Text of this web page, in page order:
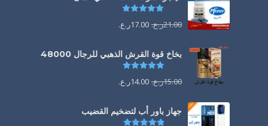
21.00ر.ع. 17.00ر.ع.
بخاخ قوة القرش الذهبي للرجال 48000
تم التقييم
15.00ر.ع. 14.00ر.ع.
جهاز باور أب لتضخيم القضيب
تم التقييم